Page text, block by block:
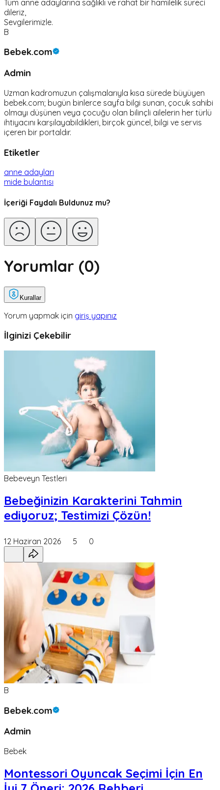
Tüm anne adaylarına sağlıklı ve rahat bir hamilelik süreci
dileriz,
Sevgilerimizle.
B
Bebek.com
Admin
Uzman kadromuzun çalışmalarıyla kısa sürede büyüyen
bebek.com; bugün binlerce sayfa bilgi sunan, çocuk sahibi
olmayı düşünen veya çocuğu olan bilinçli ailelerin her türlü
ihtiyacını karşılayabildikleri, birçok güncel, bilgi ve servis
içeren bir portaldır.
Etiketler
anne adayları
mide bulantısı
İçeriği Faydalı Buldunuz mu?
Yorumlar (0)
Kurallar
Yorum yapmak için giriş yapınız
İlginizi Çekebilir
Bebeveyn Testleri
Bebeğinizin Karakterini Tahmin
ediyoruz; Testimizi Çözün!
12 Haziran 2026 5 0
B
Bebek.com
Admin
Bebek
Montessori Oyuncak Seçimi İçin En